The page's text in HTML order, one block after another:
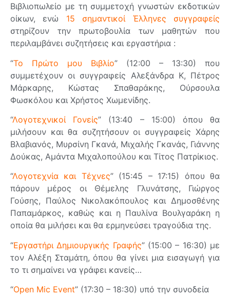
Βιβλιοπωλείο με τη συμμετοχή γνωστών εκδοτικών
οίκων, ενώ 15 σημαντικοί Έλληνες συγγραφείς
στηρίζουν την πρωτοβουλία των μαθητών που
περιλαμβάνει συζητήσεις και εργαστήρια :
“Το Πρώτο μου Βιβλίο” (12:00 – 13:30) που
συμμετέχουν οι συγγραφείς Αλεξάνδρα Κ, Πέτρος
Μάρκαρης, Κώστας Σπαθαράκης, Ούρσουλα
Φωσκόλου και Χρήστος Χωμενίδης.
“Λογοτεχνικοί Γονείς” (13:40 – 15:00) όπου θα
μιλήσουν και θα συζητήσουν οι συγγραφείς Χάρης
Βλαβιανός, Μυρσίνη Γκανά, Μιχαλής Γκανάς, Γιάννης
Δούκας, Αμάντα Μιχαλοπούλου και Τίτος Πατρίκιος.
“Λογοτεχνία και Τέχνες” (15:45 – 17:15) όπου θα
πάρουν μέρος οι Θέμελης Γλυνάτσης, Γιώργος
Γούσης, Παύλος Νικολακόπουλος και Δημοσθένης
Παπαμάρκος, καθώς και η Παυλίνα Βουλγαράκη η
οποία θα μιλήσει και θα ερμηνεύσει τραγούδια της.
“Εργαστήρι Δημιουργικής Γραφής” (15:00 – 16:30) με
τον Αλέξη Σταμάτη, όπου θα γίνει μια εισαγωγή για
το τι σημαίνει να γράφει κανείς…
“Open Mic Event” (17:30 – 18:30) υπό την συνοδεία